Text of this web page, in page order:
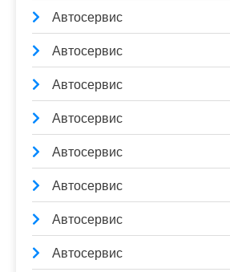
Автосервис
Автосервис
Автосервис
Автосервис
Автосервис
Автосервис
Автосервис
Автосервис